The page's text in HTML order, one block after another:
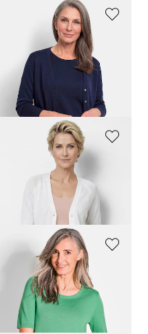
Strickjacke aus reiner Merinowolle
+ 2
69,95 €
30-Tage-Bestpreis**: 59,95 €
GOLDNER
59,95 €
+ 2